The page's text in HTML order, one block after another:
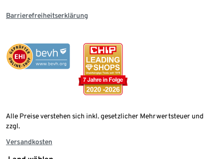
Barrierefreiheitserklärung
Alle Preise verstehen sich inkl. gesetzlicher Mehrwertsteuer und
zzgl.
Versandkosten